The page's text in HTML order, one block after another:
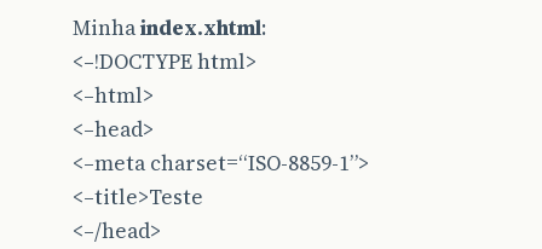
Minhaindex.xhtml:
<–!DOCTYPE html>
<–html>
<–head>
<–meta charset=“ISO-8859-1”>
<–title>Teste
<–/head>